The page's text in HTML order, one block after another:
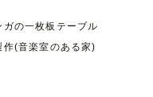
ガの一枚板テーブル
作(音楽室のある家)